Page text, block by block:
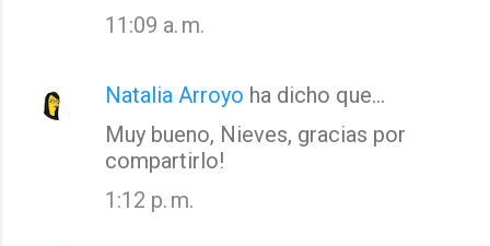
11:09 a. m.
Natalia Arroyo ha dicho que…
Muy bueno, Nieves, gracias por
compartirlo!
1:12 p. m.